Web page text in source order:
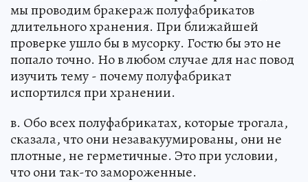
мы проводим бракераж полуфабрикатов
длительного хранения. При ближайшей
проверке ушло бы в мусорку. Гостю бы это не
попало точно. Но в любом случае для нас повод
изучить тему - почему полуфабрикат
испортился при хранении.
в. Обо всех полуфабрикатах, которые трогала,
сказала, что они незавакуумированы, они не
плотные, не герметичные. Это при условии,
что они так-то замороженные.